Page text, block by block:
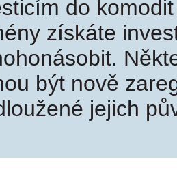
do
získáte
být nově
jejich